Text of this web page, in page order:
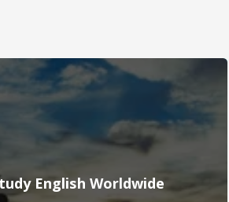
300 рублей за 9 часов в смену.